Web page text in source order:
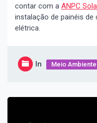
contar com a ANPC
instalação de painéis de
elétrica.
In Meio Ambiente
Navegação